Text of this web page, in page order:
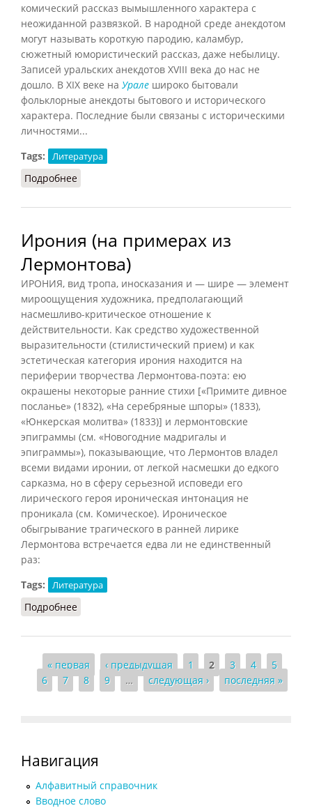
комический рассказ вымышленного характера с
неожиданной развязкой. В народной среде анекдотом
могут называть короткую пародию, каламбур,
сюжетный юмористический рассказ, даже небылицу.
Записей уральских анекдотов XVIII века до нас не
дошло. В XIX веке на Урале широко бытовали
фольклорные анекдоты бытового и исторического
характера. Последние были связаны с историческими
личностями...
Tags:
Литература
Подробнее
Ирония (на примерах из
Лермонтова)
ИРОНИЯ, вид тропа, иносказания и — шире — элемент
мироощущения художника, предполагающий
насмешливо-критическое отношение к
действительности. Как средство художественной
выразительности (стилистический прием) и как
эстетическая категория ирония находится на
периферии творчества Лермонтова-поэта: ею
окрашены некоторые ранние стихи [«Примите дивное
посланье» (1832), «На серебряные шпоры» (1833),
«Юнкерская молитва» (1833)] и лермонтовские
эпиграммы (см. «Новогодние мадригалы и
эпиграммы»), показывающие, что Лермонтов владел
всеми видами иронии, от легкой насмешки до едкого
сарказма, но в сферу серьезной исповеди его
лирического героя ироническая интонация не
проникала (см. Комическое). Ироническое
обыгрывание трагического в ранней лирике
Лермонтова встречается едва ли не единственный
раз:
Tags:
Литература
Подробнее
Страницы
« первая ‹ предыдущая 1 2 3 4
5
6
7 8 9 … следующая › последняя »
Навигация
Алфавитный справочник
Вводное слово